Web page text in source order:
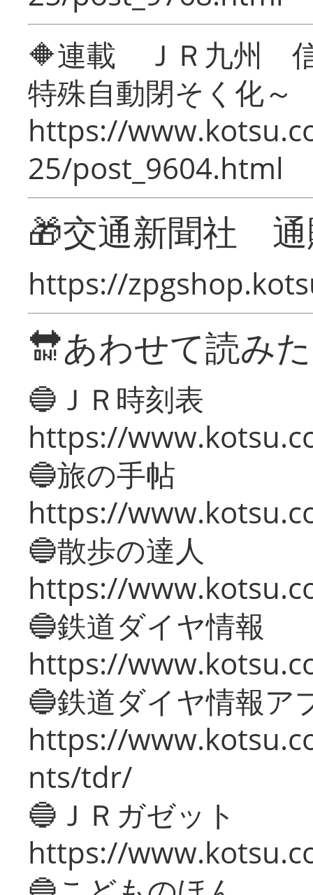
🔶連載 ＪＲ九州 信
特殊自動閉そく化～
https://
25/post_9604.html
🎁交通新聞社
https://
🔛あわせて読み
🔵ＪＲ時刻表
https://
🔵旅の手帖
https://
🔵散歩の達人
https://
🔵鉄道ダイヤ情報
https://
🔵鉄道ダイヤ情報ア
https://
nts/tdr/
🔵ＪＲガゼット
https://